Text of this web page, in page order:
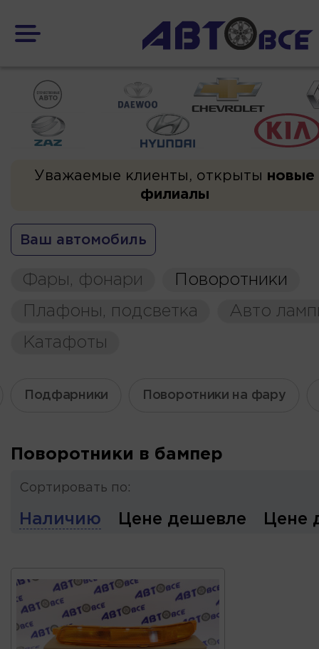
Уважаемые клиенты, открыты новые
филиалы
Ваш автомобиль
Фары, фонари
Поворотники
Плафоны, подсветка
Авто
Катафоты
Подфарники Поворотники на фару
Поворотники в бампер
Сортировать по:
Наличию Цене дешевле Цене